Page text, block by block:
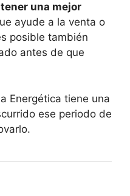
una mejor
ayude a la venta o
posible también
antes de que
Energética tiene una
ese periodo de